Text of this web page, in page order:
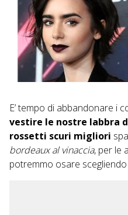
E’ tempo di abbandonare i
vestire le nostre labbra
rossetti scuri migliori
bordeaux al vinaccia, per le
potremmo osare